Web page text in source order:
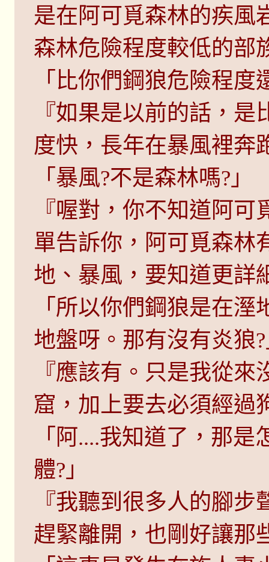
是在阿可覓森林的疾風
森林危險程度較低的部
「比你們鋼狼危險程度
『如果是以前的話，
度快，長年在暴風裡奔
「暴風?不是森林嗎?」
『喔對，你不知道阿
單告訴你，阿可覓森林
地、暴風，要知道更詳
「所以你們鋼狼是在
地盤呀。那有沒有炎狼
『應該有。只是我從
窟，加上要去必須經過
「阿....我知道了，那
體?」
『我聽到很多人的腳
趕緊離開，也剛好讓那